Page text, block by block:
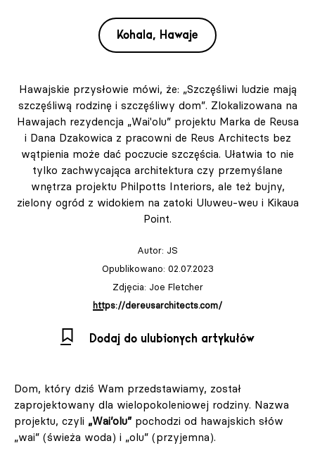
Kohala, Hawaje
Hawajskie przysłowie mówi, że: „Szczęśliwi ludzie mają
szczęśliwą rodzinę i szczęśliwy dom”. Zlokalizowana na
Hawajach rezydencja „Wai'olu” projektu Marka de Reusa
i Dana Dzakowica z pracowni de Reus Architects bez
wątpienia może dać poczucie szczęścia. Ułatwia to nie
tylko zachwycająca architektura czy przemyślane
wnętrza projektu Philpotts Interiors, ale też bujny,
zielony ogród z widokiem na zatoki Uluweu-weu i Kikaua
Point.
Autor: JS
Opublikowano: 02.07.2023
Zdjęcia: Joe Fletcher
https://dereusarchitects.com/
Dodaj do ulubionych artykułów
Dom, który dziś Wam przedstawiamy, został
zaprojektowany dla wielopokoleniowej rodziny. Nazwa
projektu, czyli „Wai’olu” pochodzi od hawajskich słów
„wai” (świeża woda) i „olu” (przyjemna).